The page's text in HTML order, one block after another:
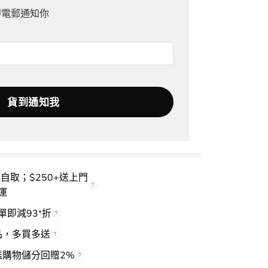
郵通知你
取；$250+送上門
即減93*折
多買多送
物儲分回贈2%